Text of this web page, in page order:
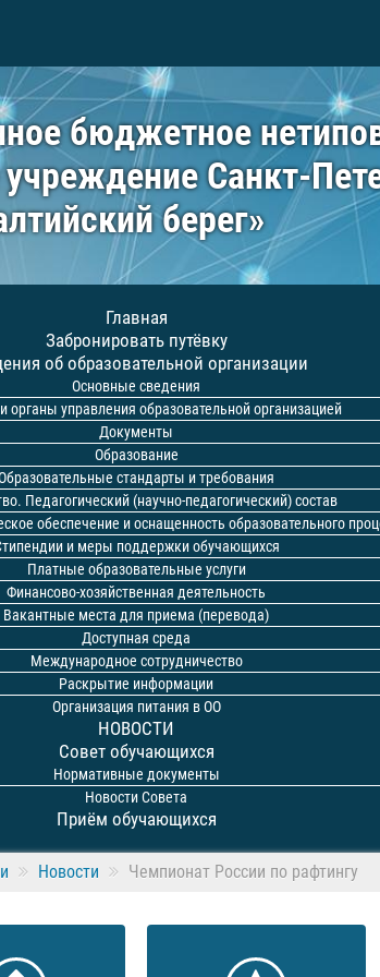
бюджетное
Санкт-
берег»
Главная
Забронировать путёвку
об образовательной организации
Основные сведения
органы управления образовательной организацией
Документы
Образование
стандарты и требования
Педагогический (научно-педагогический) состав
обеспечение и оснащенность образовательного
и меры поддержки обучающихся
Платные образовательные услуги
Финансово-хозяйственная деятельность
Вакантные места для приема (перевода)
Доступная среда
Международное сотрудничество
Раскрытие информации
Организация питания в ОО
НОВОСТИ
Совет обучающихся
Нормативные документы
Новости Совета
Приём обучающихся
Новости Чемпионат России по рафтингу